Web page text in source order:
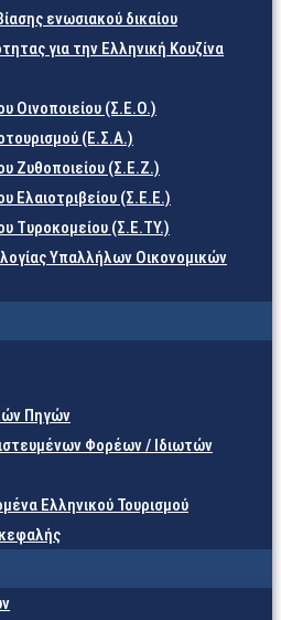
ενωσιακού δικαίου
για την Ελληνική Κουζίνα
Οινοποιείου (Σ.Ε.Ο.)
(Ε.Σ.Α.)
Ζυθοποιείου (Σ.Ε.Ζ.)
Ελαιοτριβείου (Σ.Ε.Ε.)
Τυροκομείου (Σ.Ε.TY.)
Υπαλλήλων Οικονομικών
Πηγών
Φορέων / Ιδιωτών
Ελληνικού Τουρισμού